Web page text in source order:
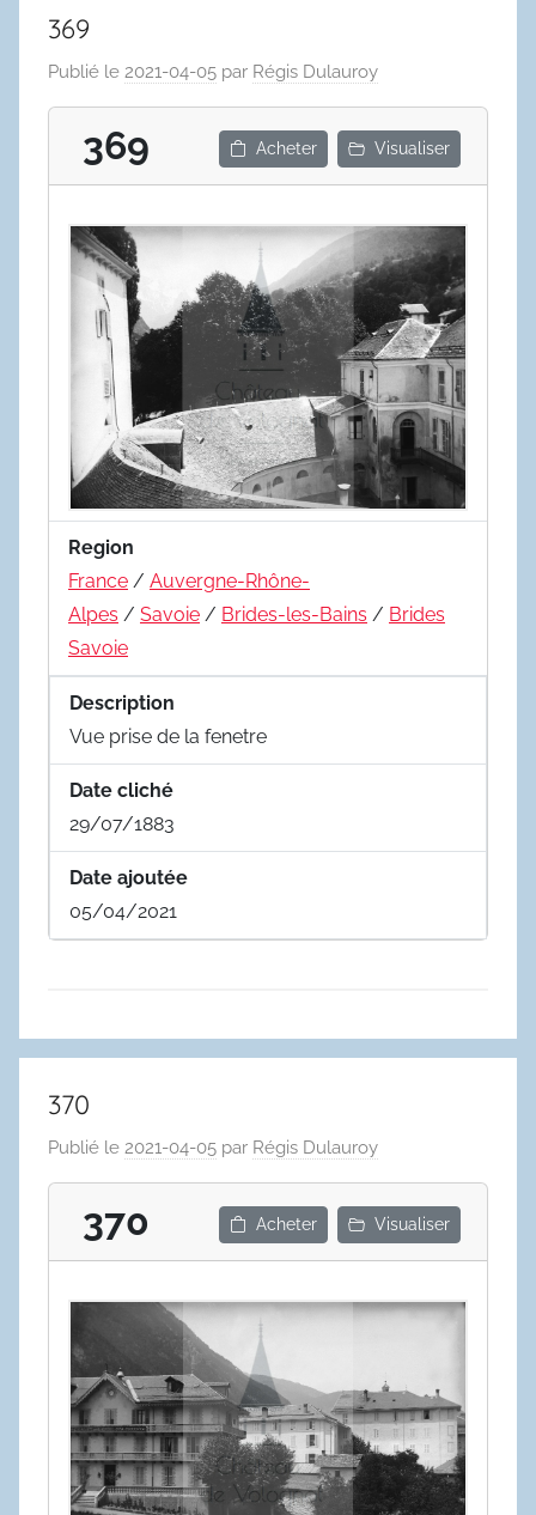
369
Publié le 2021-04-05 par Régis Dulauroy
369 Acheter Visualiser
Region
France / Auvergne-Rhône-
Alpes / Savoie / Brides-les-Bains / Brides
Savoie
Description
Vue prise de la fenetre
Date cliché
29/07/1883
Date ajoutée
05/04/2021
370
Publié le 2021-04-05 par Régis Dulauroy
370 Acheter Visualiser